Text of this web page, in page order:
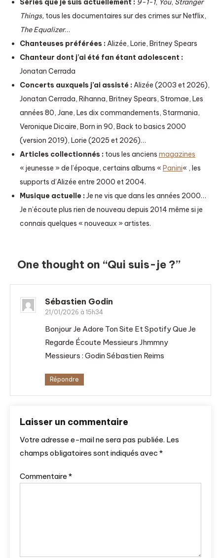
Séries que je suis actuellement : 9-1-1, You, Stranger
Things, tous les documentaires sur des crimes sur Netflix,
The Equalizer…
Chanteuses préférées : Alizée, Lorie, Britney Spears
Chanteur dont j’ai été fan étant adolescent :
Jonatan Cerrada
Concerts auxquels j’ai assisté : Alizée (2003 et 2026),
Jonatan Cerrada, Rihanna, Britney Spears, Stromae, Les
années 80, Jane, Les dix commandements, Starmania,
Veronique Dicaire, Born in 90, Back to basics 2000
(version 2019), Lorie (2025 et 2026)…
Articles collectionnés : tous les anciens magazines
« jeunesse » de l’époque, certains albums « Panini« , les
supports d’Alizée entre 2000 et 2004.
Musique actuelle : Je ne vis que dans les années 2000…
Je n’écoute plus rien de nouveau depuis 2014 même si je
connais quelques « nouveaux » artistes.
One thought on “Qui suis-je ?”
Sébastien Godin
21/01/2026 à 15h34
Bonjour Je Adore Ton Site Et Spotify Que Je
Regarde Écoute Messieurs Jhmmny
Messieurs : Godin Sébastien Reims
Répondre
Laisser un commentaire
Votre adresse e-mail ne sera pas publiée. Les
champs obligatoires sont indiqués avec *
Commentaire *